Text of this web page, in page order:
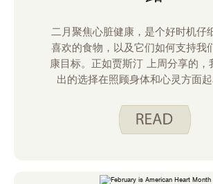
二月聚焦心脏健康，是个好时机仔
喜欢的食物，以及它们如何支持我
康目标。正如贾斯汀 上周分享的，
出的选择在照顾身体和心灵方面